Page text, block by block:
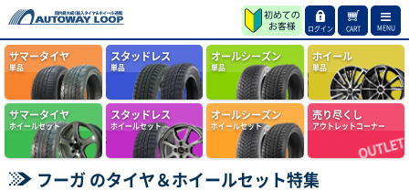
ログイン CART MENU
サマータイヤ
単品
スタッドレス
単品
オールシーズン
単品
ホイール
単品
サマータイヤ
ホイールセット
スタッドレス
ホイールセット
オールシーズン
ホイールセット
売り尽くし
アウトレットコーナー
フーガ のタイヤ＆ホイールセット特集